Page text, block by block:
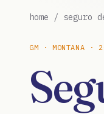
home / seguro
GM ·MONTANA ·